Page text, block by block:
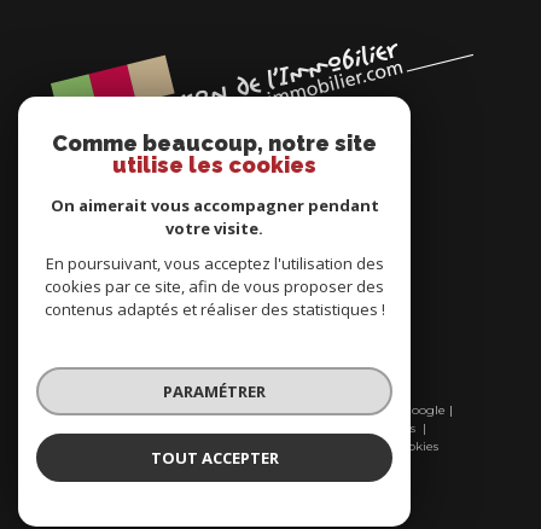
ADHÉRENTS
© 2026 | Tous droits réservés | Traduction powered by Google |
Mentions légales
Cookies
Comme beaucoup, notre site
utilise les cookies
On aimerait vous accompagner pendant
votre visite.
En poursuivant, vous acceptez l'utilisation des
cookies par ce site, afin de vous proposer des
contenus adaptés et réaliser des statistiques !
PARAMÉTRER
TOUT ACCEPTER